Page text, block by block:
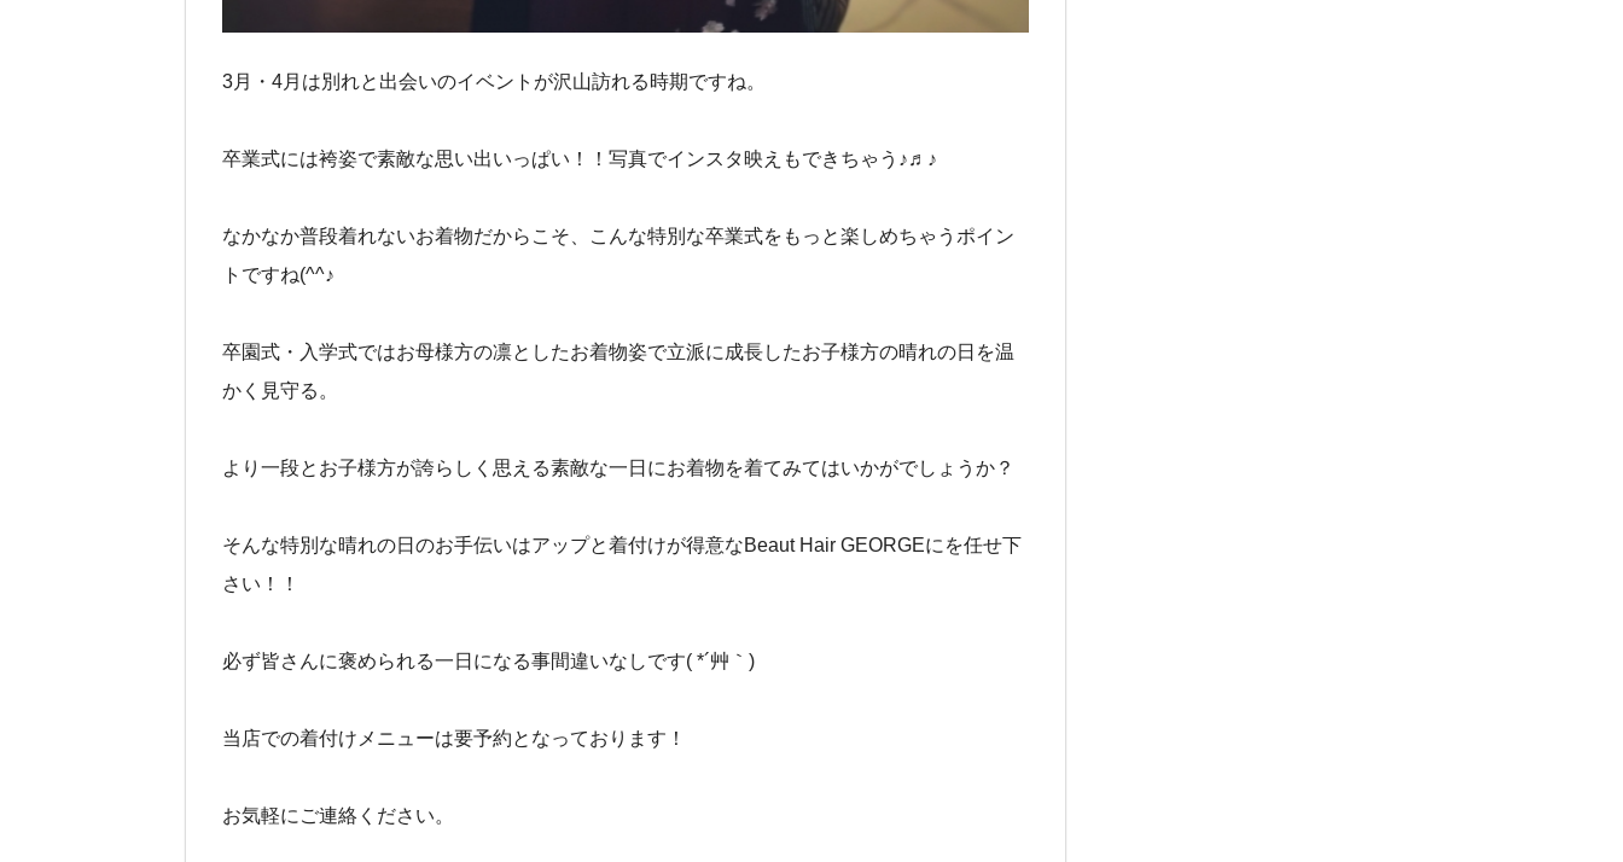
3月・4月は別れと出会いのイベントが沢山訪れる時期ですね。
卒業式には袴姿で素敵な思い出いっぱい！！写真でインスタ映えもできちゃう♪♬♪
なかなか普段着れないお着物だからこそ、こんな特別な卒業式をもっと楽しめちゃうポイン
トですね(^^♪
卒園式・入学式ではお母様方の凛としたお着物姿で立派に成長したお子様方の晴れの日を温
かく見守る。
より一段とお子様方が誇らしく思える素敵な一日にお着物を着てみてはいかがでしょうか？
そんな特別な晴れの日のお手伝いはアップと着付けが得意なBeaut Hair GEORGEにを任せ下
さい！！
必ず皆さんに褒められる一日になる事間違いなしです( *´艸｀)
当店での着付けメニューは要予約となっております！
お気軽にご連絡ください。